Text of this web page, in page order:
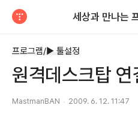
세상과 만나는
프로그램/► 툴설정
원격데스크탑 연
MastmanBAN 2009. 6. 12. 11:47